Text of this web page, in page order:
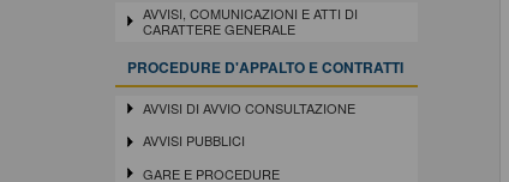
AVVISI, COMUNICAZIONI E ATTI DI
CARATTERE GENERALE
PROCEDURE D'APPALTO E CONTRATTI
AVVISI DI AVVIO CONSULTAZIONE
AVVISI PUBBLICI
GARE E PROCEDURE